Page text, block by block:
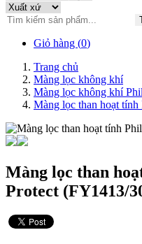
Giỏ hàng (0)
Trang chủ
Màng lọc không khí
Màng lọc không khí
Màng lọc than hoạt
Màng lọc than
Protect (FY1413/